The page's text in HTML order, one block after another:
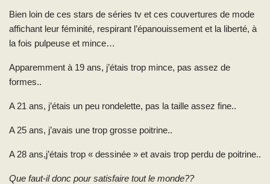
Bien loin de ces stars de séries tv et ces couvertures de mode
affichant leur féminité, respirant l’épanouissement et la liberté, à
la fois pulpeuse et mince…
Apparemment à 19 ans, j’étais trop mince, pas assez de
formes..
A 21 ans, j’étais un peu rondelette, pas la taille assez fine..
A 25 ans, j’avais une trop grosse poitrine..
A 28 ans,j’étais trop « dessinée » et avais trop perdu de poitrine..
Que faut-il donc pour satisfaire tout le monde??